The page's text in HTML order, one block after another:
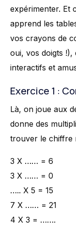
expérimenter. Et
apprend les
vos crayons de
oui, vos doigts !),
interactifs et
Exercice 1 :
Là, on joue aux
donne des
trouver le chiffre
3 X …… = 6
3 X …… = 0
….. X 5 = 15
7 X …… = 21
4 X 3 = …….